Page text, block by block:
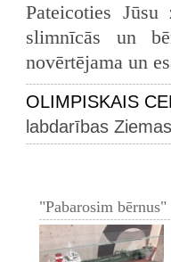
Pateicoties
slimnīcās un
novērtējama un
OLIMPISKAIS
labdarības
"Pabarosim